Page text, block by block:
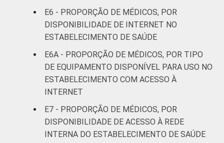
entre novembro de 2015 e junho de 2016.
Considera-se computador os seguintes
equipamentos: computador de mesa,
notebook, netbook e tablet.
E6 - PROPORÇÃO DE MÉDICOS, POR
DISPONIBILIDADE DE INTERNET NO
ESTABELECIMENTO DE SAÚDE
E6A - PROPORÇÃO DE MÉDICOS, POR TIPO
DE EQUIPAMENTO DISPONÍVEL PARA USO NO
ESTABELECIMENTO COM ACESSO À
INTERNET
E7 - PROPORÇÃO DE MÉDICOS, POR
DISPONIBILIDADE DE ACESSO À REDE
INTERNA DO ESTABELECIMENTO DE SAÚDE